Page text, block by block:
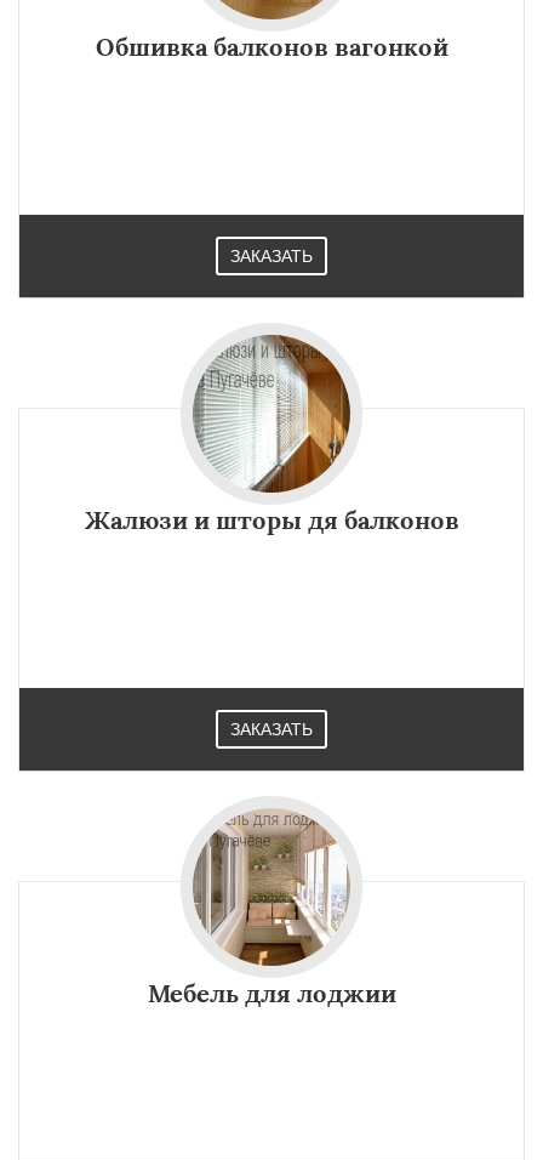
Обшивка балконов вагонкой
ЗАКАЗАТЬ
Жалюзи и шторы дя балконов
ЗАКАЗАТЬ
Мебель для лоджии